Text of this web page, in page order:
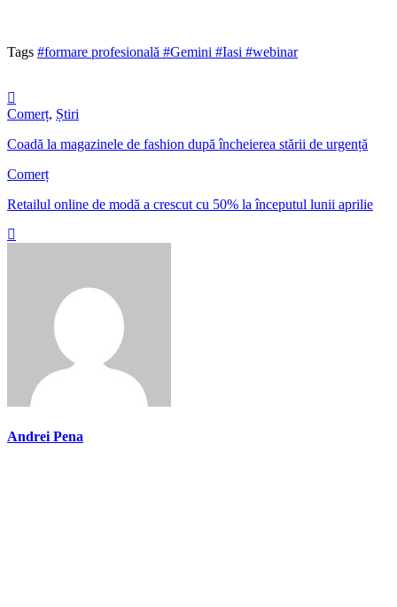
Tags #formare profesională #Gemini #Iasi #webinar
Comerț, Știri
Coadă la magazinele de fashion după încheierea stării de urgență
Comerț
Retailul online de modă a crescut cu 50% la începutul lunii aprilie
Andrei Pena